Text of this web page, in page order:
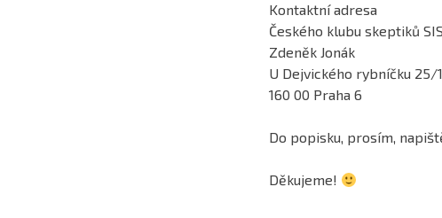
Kontaktní adresa
Českého klubu skeptiků
Zdeněk Jonák
U Dejvického rybníčku 25/
160 00 Praha 6
Do popisku, prosím,
Děkujeme!